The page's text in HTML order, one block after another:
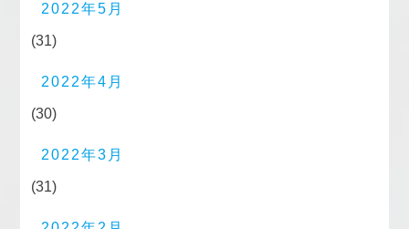
2022年5月
(31)
2022年4月
(30)
2022年3月
(31)